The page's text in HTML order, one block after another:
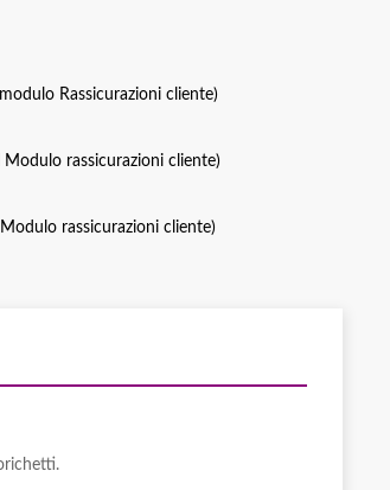
Rassicurazioni cliente)
rassicurazioni cliente)
rassicurazioni cliente)